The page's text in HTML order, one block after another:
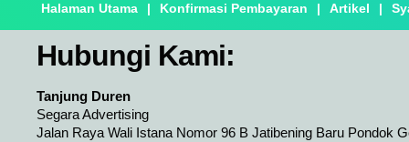
Halaman Utama | Konfirmasi Pembayaran | Artikel |
Hubungi Kami:
Tanjung Duren
Segara Advertising
Jalan Raya Wali Istana Nomor 96 B Jatibening Baru Pondok